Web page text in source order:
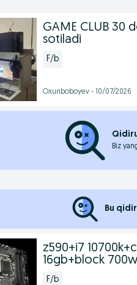
GAME CLUB 30
sotiladi
F/b
Oxunboboyev - 10/07/2026
Biz
Bu
z590+i7
16gb+block 700w
F/b